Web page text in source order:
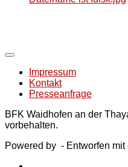
Impressum
Kontakt
Presseanfrage
BFK Waidhofen an der
vorbehalten.
Powered by - Entworfen mit